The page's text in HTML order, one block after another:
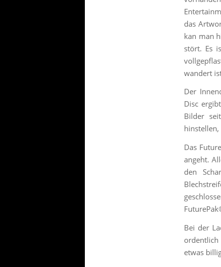
das
kan man
stört. Es
wandert
Der
Disc
Bilder
hinstellen,
Das
angeht.
den
Bei der
etwas